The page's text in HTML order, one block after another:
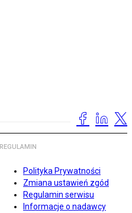
REGULAMIN
Polityka Prywatności
Zmiana ustawień zgód
Regulamin serwisu
Informacje o nadawcy